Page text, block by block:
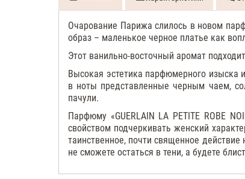
Очарование Парижа слилось в новом
образ – маленькое черное платье как
Этот ванильно-восточный аромат
Высокая эстетика парфюмерного изыска
в ноты представленные черным чаем,
пачули.
Парфюму «GUERLAIN LA PETITE ROBE
свойством подчеркивать женский
таинственное, почти священное
не сможете остаться в тени, а будете